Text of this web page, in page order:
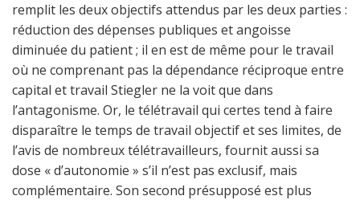
remplit les deux objectifs attendus par les deux parties :
réduction des dépenses publiques et angoisse
diminuée du patient ; il en est de même pour le travail
où ne comprenant pas la dépendance réciproque entre
capital et travail Stiegler ne la voit que dans
l’antagonisme. Or, le télétravail qui certes tend à faire
disparaître le temps de travail objectif et ses limites, de
l’avis de nombreux télétravailleurs, fournit aussi sa
dose « d’autonomie » s’il n’est pas exclusif, mais
complémentaire. Son second présupposé est plus